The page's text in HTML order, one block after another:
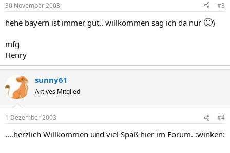
30 November 2003 #3
hehe bayern ist immer gut.. willkommen sag ich da nur 🙂)
mfg
Henry
sunny61
Aktives Mitglied
1 Dezember 2003 #4
....herzlich Willkommen und viel Spaß hier im Forum. :winken: